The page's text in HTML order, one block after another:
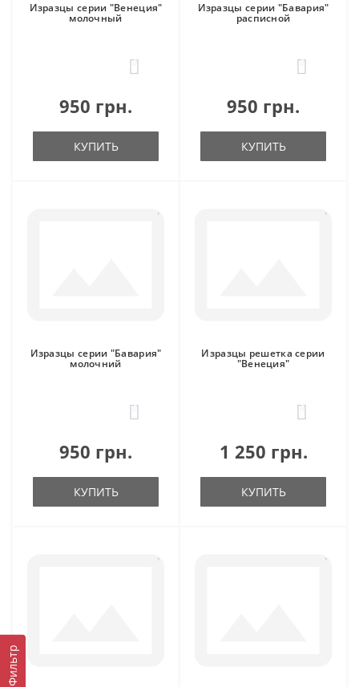
Фильтр
Изразцы серии "Венеция"
молочный
0
950 грн.
КУПИТЬ
Изразцы серии "Бавария"
расписной
0
950 грн.
КУПИТЬ
Изразцы серии "Бавария"
молочний
0
950 грн.
КУПИТЬ
Изразцы решетка серии
"Венеция"
0
1 250 грн.
КУПИТЬ